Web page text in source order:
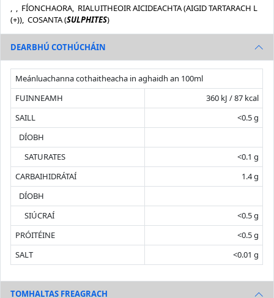
, , FÍONCHAORA, RIALUITHEOIR AICIDEACHTA (AIGID TARTARACH L
(+)), COSANTA (SULPHITES)
DEARBHÚ COTHÚCHÁIN
Meánluachanna cothaitheacha in aghaidh an 100ml
FUINNEAMH
360 kJ / 87 kcal
SAILL
<0.5 g
DÍOBH
SATURATES
<0.1 g
CARBAIHIDRÁTAÍ
1.4 g
DÍOBH
SIÚCRAÍ
<0.5 g
PRÓITÉINE
<0.5 g
SALT
<0.01 g
TOMHALTAS FREAGRACH